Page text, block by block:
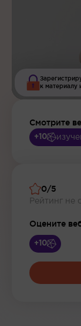
к материалу
Смотрите
+10
0/5
Рейтинг не
Оцените
+10